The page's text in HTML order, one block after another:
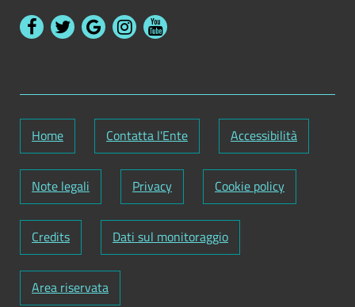
Home Contatta l'Ente Accessibilità
Note legali Privacy Cookie policy
Credits Dati sul monitoraggio
Area riservata